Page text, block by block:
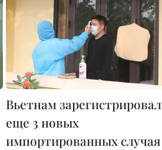
Вьетнам зарегистрировал
еще 3 новых
импортированных случая